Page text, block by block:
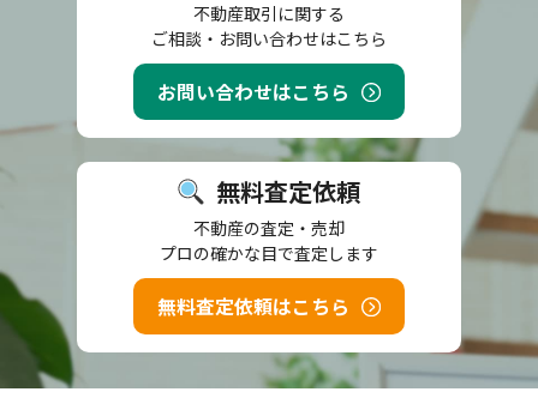
不動産取引に関する
ご相談・お問い合わせはこちら
お問い合わせはこちら
無料査定依頼
不動産の査定・売却
プロの確かな目で査定します
無料査定依頼はこちら